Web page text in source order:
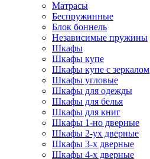
Матрасы
Беспружинные
Блок боннель
Независимые пружины
Шкафы
Шкафы купе
Шкафы купе с зеркалом
Шкафы угловые
Шкафы для одежды
Шкафы для белья
Шкафы для книг
Шкафы 1-но дверные
Шкафы 2-ух дверные
Шкафы 3-х дверные
Шкафы 4-х дверные